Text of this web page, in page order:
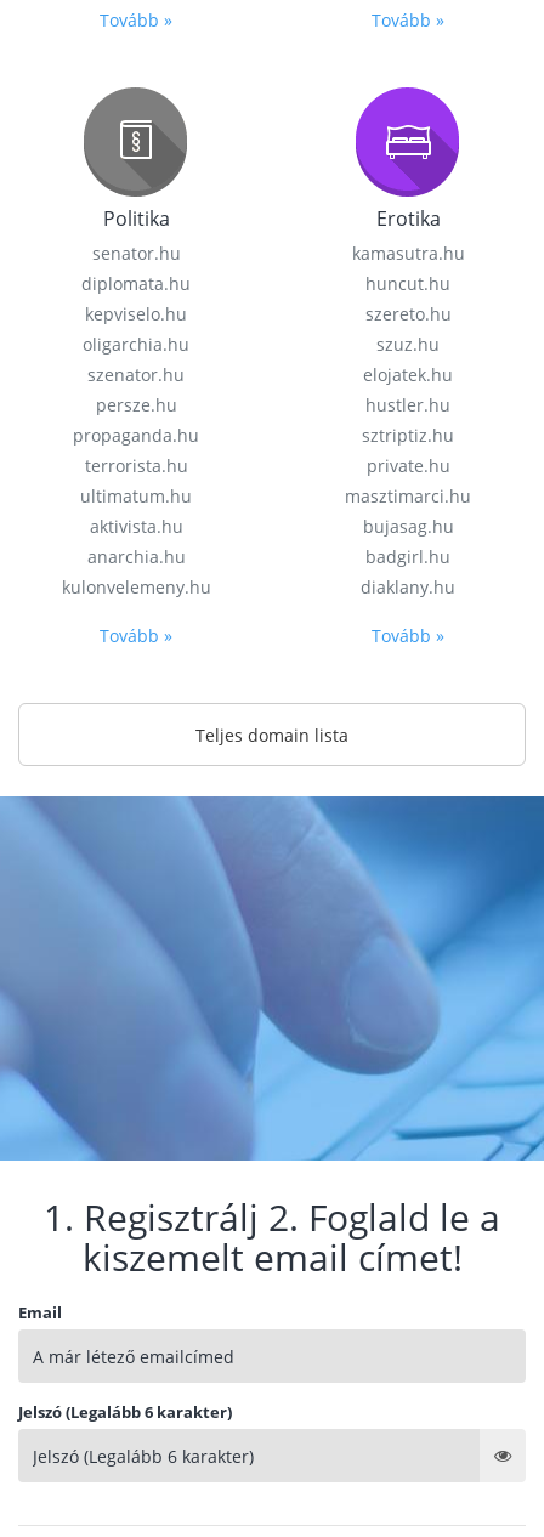
Tovább » Tovább »
Politika
senator.hu
diplomata.hu
kepviselo.hu
oligarchia.hu
szenator.hu
persze.hu
propaganda.hu
terrorista.hu
ultimatum.hu
aktivista.hu
anarchia.hu
kulonvelemeny.hu
Tovább »
Erotika
kamasutra.hu
huncut.hu
szereto.hu
szuz.hu
elojatek.hu
hustler.hu
sztriptiz.hu
private.hu
masztimarci.hu
bujasag.hu
badgirl.hu
diaklany.hu
Tovább »
Teljes domain lista
1. Regisztrálj 2. Foglald le a
kiszemelt email címet!
Email
Jelszó (Legalább 6 karakter)